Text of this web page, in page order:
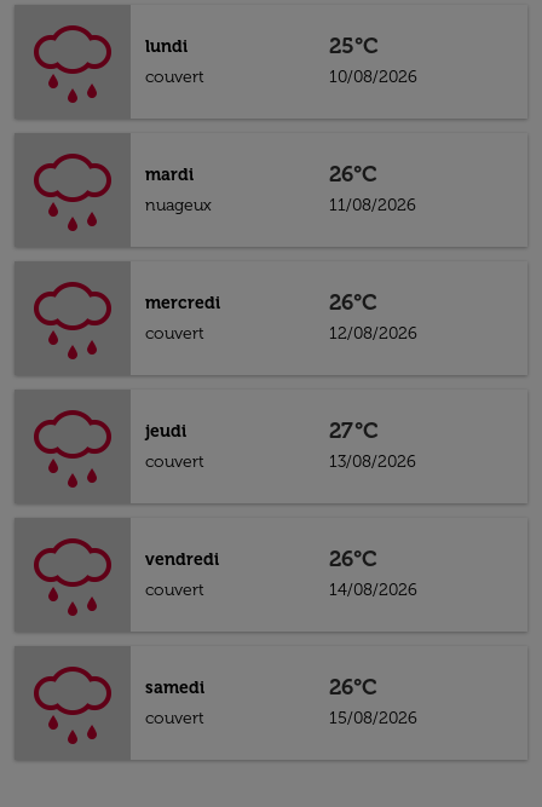
lundi
couvert
25°C
10/08/2026
mardi
nuageux
26°C
11/08/2026
mercredi
couvert
26°C
12/08/2026
jeudi
couvert
27°C
13/08/2026
vendredi
couvert
26°C
14/08/2026
samedi
couvert
26°C
15/08/2026